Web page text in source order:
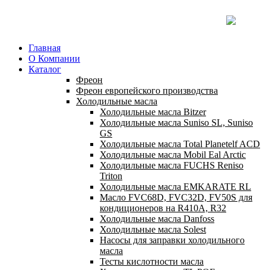
Главная
О Компании
Каталог
Фреон
Фреон европейского производства
Холодильные масла
Холодильные масла Bitzer
Холодильные масла Suniso SL, Suniso
GS
Холодильные масла Total Planetelf ACD
Холодильные масла Mobil Eal Arctic
Холодильные масла FUCHS Reniso
Triton
Холодильные масла EMKARATE RL
Масло FVC68D, FVC32D, FV50S для
кондиционеров на R410A, R32
Холодильные масла Danfoss
Холодильные масла Solest
Насосы для заправки холодильного
масла
Тесты кислотности масла